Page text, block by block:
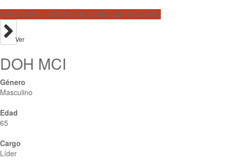
PERSONAS y ORGANIZACIONES DEFENSORAS
Ver
DOH MCI
Género
Masculino
Edad
65
Cargo
Líder